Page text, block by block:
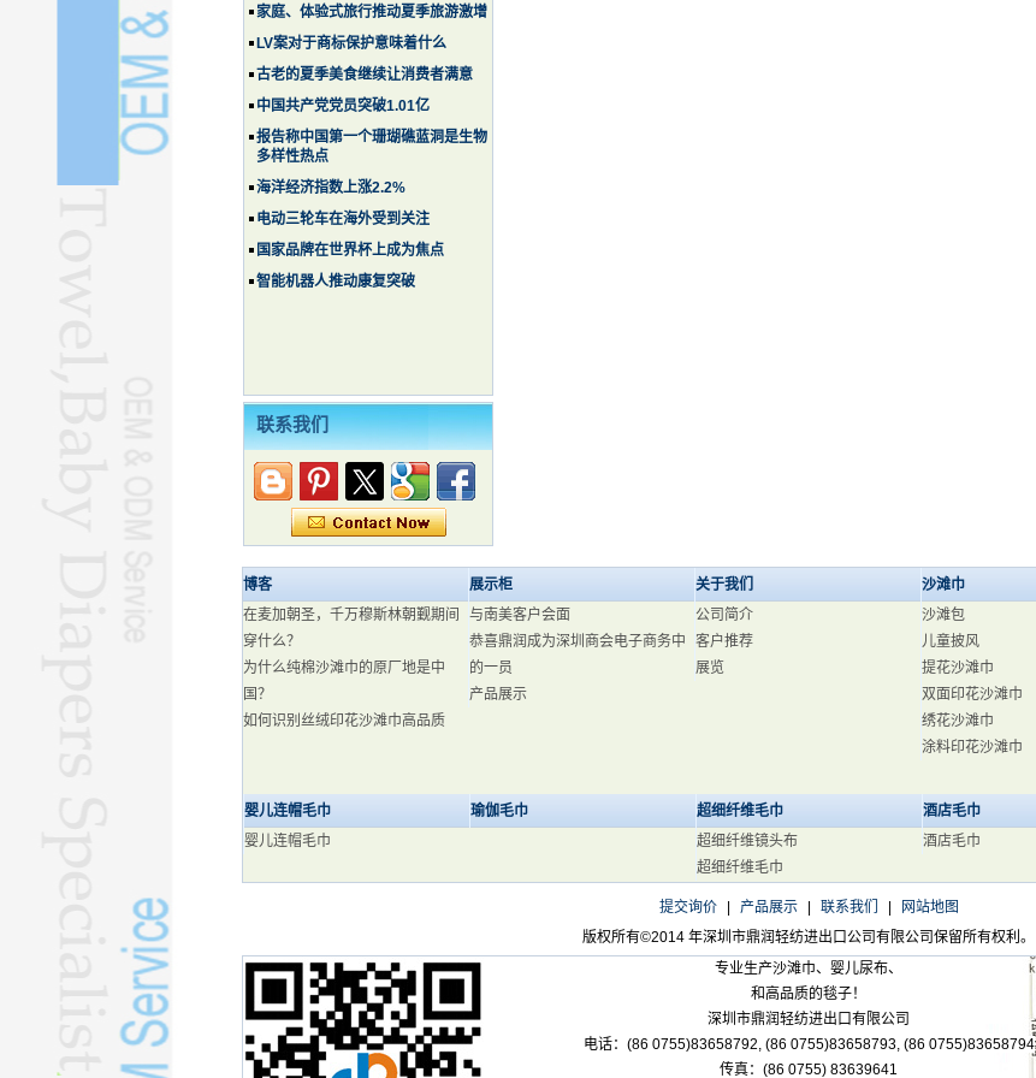
家庭、体验式旅行推动夏季旅游激增
LV案对于商标保护意味着什么
古老的夏季美食继续让消费者满意
中国共产党党员突破1.01亿
报告称中国第一个珊瑚礁蓝洞是生物
多样性热点
海洋经济指数上涨2.2%
电动三轮车在海外受到关注
国家品牌在世界杯上成为焦点
智能机器人推动康复突破
联系我们
博客
在麦加朝圣，千万穆斯林朝觐期间
穿什么？
为什么纯棉沙滩巾的原厂地是中
国？
如何识别丝绒印花沙滩巾高品质
展示柜
与南美客户会面
恭喜鼎润成为深圳商会电子商务中
的一员
产品展示
关于我们
公司简介
客户推荐
展览
沙滩巾
沙滩包
儿童披风
提花沙滩巾
双面印花沙滩巾
绣花沙滩巾
涂料印花沙滩巾
婴儿连帽毛巾
婴儿连帽毛巾
瑜伽毛巾
超细纤维毛巾
超细纤维镜头布
超细纤维毛巾
酒店毛巾
酒店毛巾
提交询价 产品展示 联系我们
网站地图
版权所有©2014 年深圳市鼎润轻纺进出口公司有限公司保留所有权利。
专业生产沙滩巾、婴儿尿布、
和高品质的毯子！
深圳市鼎润轻纺进出口有限公司
电话：(86 0755)83658792, (86 0755)83658793, (86 0755)83658794
传真：(86 0755) 83639641